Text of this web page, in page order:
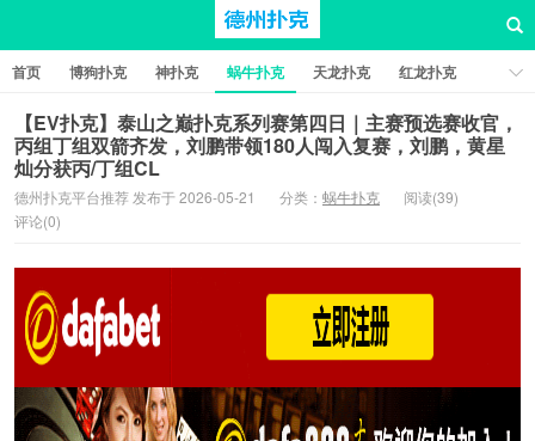
首页 博狗扑克 神扑克 蜗牛扑克 天龙扑克
红龙扑克
新葡京棋牌
红星扑克 扑克之星 比特币扑克
【EV扑克】泰山之巅扑克系列赛第四日｜主赛预选赛收官，
丙组丁组双箭齐发，刘鹏带领180人闯入复赛，刘鹏，黄星
灿分获丙/丁组CL
德州扑克平台推荐 发布于 2026-05-21 分类： 蜗牛扑克
阅读(39)
评论(0)